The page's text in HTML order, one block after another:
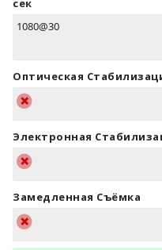
сек
1080@30
Оптическая
Электронная
Замедленная Съёмка